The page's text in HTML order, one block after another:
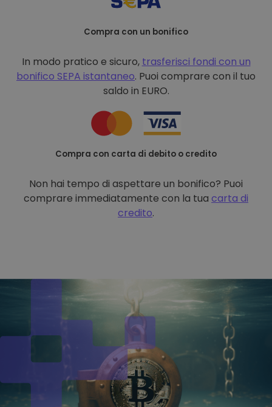
Compra con un bonifico
In modo pratico e sicuro, trasferisci fondi con un
bonifico SEPA istantaneo. Puoi comprare con il tuo
saldo in EURO.
Compra con carta di debito o credito
Non hai tempo di aspettare un bonifico? Puoi
comprare immediatamente con la tua carta di
credito.